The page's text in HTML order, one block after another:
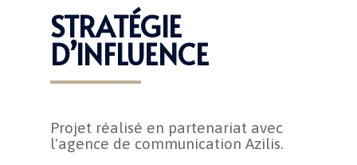
STRATÉGIE
D’INFLUENCE
Projet réalisé en partenariat avec
l'agence de communication Azilis.